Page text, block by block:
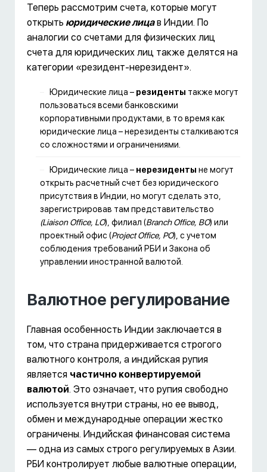
Теперь рассмотрим счета, которые могут
открыть юридические лицав Индии. По
аналогии со счетами для физических лиц
счета для юридических лиц также делятся на
категории «резидент-нерезидент».
Юридические лица – резиденты также могут
пользоваться всеми банковскими
корпоративными продуктами, в то время как
юридические лица – нерезиденты сталкиваются
со сложностями и ограничениями.
Юридические лица – нерезиденты не могут
открыть расчетный счет без юридического
присутствия в Индии, но могут сделать это,
зарегистрировав там представительство
(Liaison Office, LO), филиал (Branch Office, BO) или
проектный офис (Project Office, PO), с учетом
соблюдения требований РБИ и Закона об
управлении иностранной валютой.
Валютное регулирование
Главная особенность Индии заключается в
том, что страна придерживается строгого
валютного контроля, а индийская рупия
является частично конвертируемой
валютой. Это означает, что рупия свободно
используется внутри страны, но ее вывод,
обмен и международные операции жестко
ограничены. Индийская финансовая система
— одна из самых строго регулируемых в Азии.
РБИ контролирует любые валютные операции,